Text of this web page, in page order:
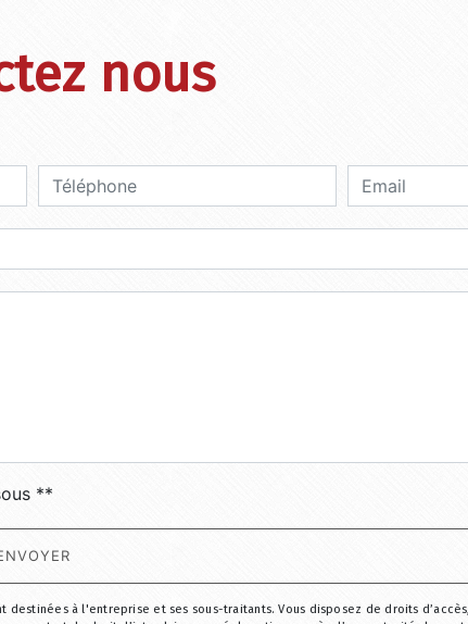
nous
**
destinées à l'entreprise et ses sous-traitants. Vous disposez de droits